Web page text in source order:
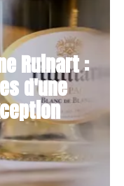
Ruinart :
d'une